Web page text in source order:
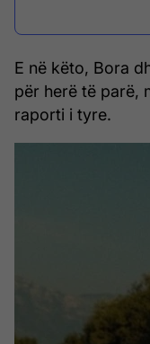
E në këto, Bora
për herë të parë,
raporti i tyre.